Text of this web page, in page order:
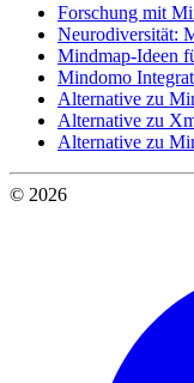
Forschung mit
Neurodiversität:
Mindmap-Ideen
Mindomo
Alternative zu
Alternative zu
Alternative zu
© 2026